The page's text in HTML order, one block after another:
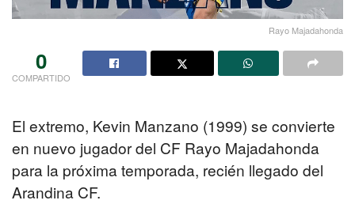
Rayo Majadahonda
0
COMPARTIDO
El extremo, Kevin Manzano (1999) se convierte
en nuevo jugador del CF Rayo Majadahonda
para la próxima temporada, recién llegado del
Arandina CF.